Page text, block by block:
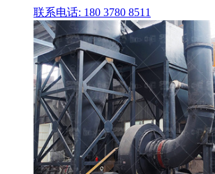
联系电话: 180 3780 8511